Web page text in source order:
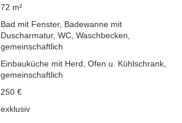
72 m²
Bad mit Fenster, Badewanne mit
Duscharmatur, WC, Waschbecken,
gemeinschaftlich
Einbauküche mit Herd, Ofen u. Kühlschrank,
gemeinschaftlich
250 €
exklusiv